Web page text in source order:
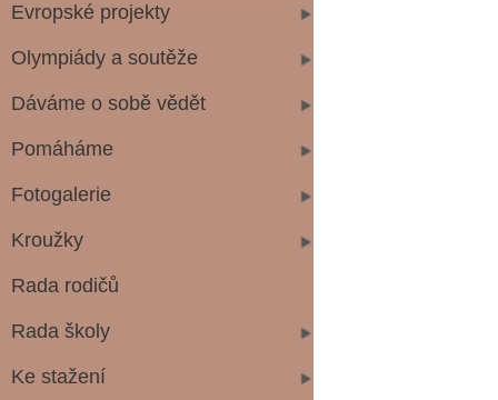
Evropské projekty
Olympiády a soutěže
Dáváme o sobě vědět
Pomáháme
Fotogalerie
Kroužky
Rada rodičů
Rada školy
Ke stažení